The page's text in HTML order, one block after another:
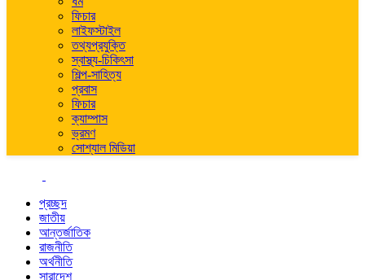
ফিচার
লাইফস্টাইল
তথ্যপ্রযুক্তি
স্বাস্থ্য-চিকিৎসা
শিল্প-সাহিত্য
প্রবাস
ফিচার
ক্যাম্পাস
ভ্রমণ
সোশ্যাল মিডিয়া
প্রচ্ছদ
জাতীয়
আন্তর্জাতিক
রাজনীতি
অর্থনীতি
সারাদেশ